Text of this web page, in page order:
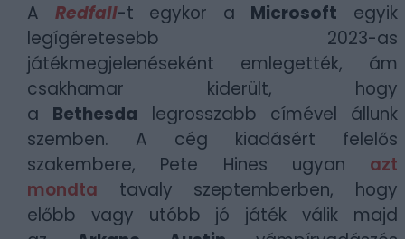
A Redfall-t egykor a Microsoft egyik
legígéretesebb 2023-as
játékmegjelenéseként emlegették, ám
csakhamar kiderült, hogy
a Bethesda legrosszabb címével állunk
szemben. A cég kiadásért felelős
szakembere, Pete Hines ugyan azt
mondta tavaly szeptemberben, hogy
előbb vagy utóbb jó játék válik majd